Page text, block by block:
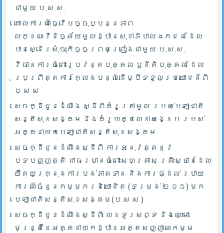
ជាមួយ ប.ស.ស.
គោលការណ៍ធ្វើបច្ចុប្បន្នភាព
លក្ខណៈវិនិច្ឆ័យមួលដ្ឋានសុខាភិបាលឯកជន ដែល
បានស្នើរសុំចុះកិច្ចព្រមព្រៀងជាមួយ ប.ស.ស.
វិធានការចំពោះរូបវន្តបុគ្គល ឫនីតិបុគ្គល ដែល
ប្រព្រឹត្តការក្លែងបន្លំដើម្បីទទួលប្រយោជន៍ពី
ប.ស.ស.
សេចក្ដីជូនដំណឹង ស្ដីពីគំរូត្រាមូល របស់បេឡាជាតិ
សន្តិសុខសង្គម និងគំរូហត្ថលេខាសង្ខេប របស់
អគ្គនាយកបេឡាជាតិសន្តិសុខសង្គម
សេចក្ដីជូនដំណឹងស្ដីពី ការអនុវត្តនូវ
បទបញ្ញត្តិ ជាធរមានចំពោះសហគ្រាស គ្រឹះស្ថានដែល
យឺតយូរក្នុងការបង់ភាគទាន និងការផ្ដល់ របាយ
ការណ៍ចំនួនកម្មករនិយោជិត (ទម្រង់ ២.០១) មក
បេឡាជាតិសន្តិសុខសង្គម(ប.ស.ស.)
សេចក្ដីជូនដំណឹងស្ដីពី លេខទូរសព្ទ និងឈ្មោះ
មន្រ្តីនៃអគ្គនាយកដ្ឋានអត្តសញ្ញាណកម្ម